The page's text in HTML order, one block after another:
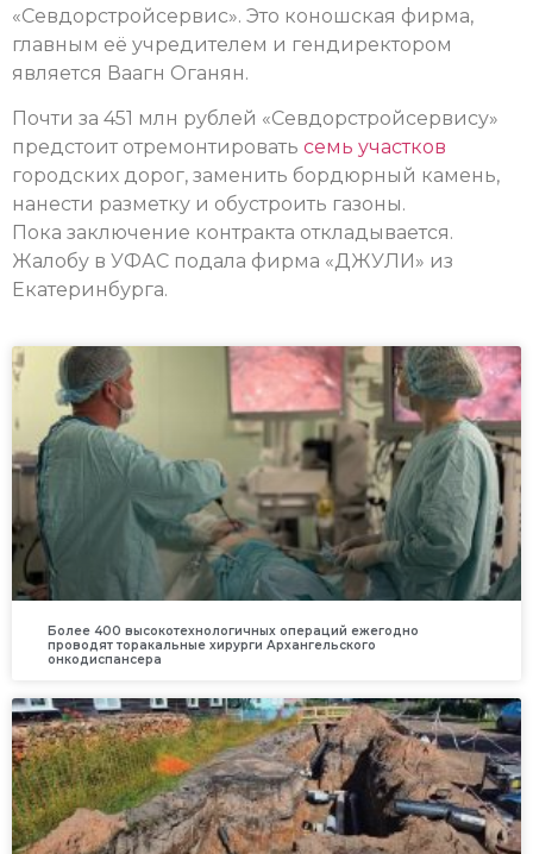
«Севдорстройсервис». Это коношская фирма,
главным её учредителем и гендиректором
является Ваагн Оганян.
Почти за 451 млн рублей «Севдорстройсервису»
предстоит отремонтировать семь участков
городских дорог, заменить бордюрный камень,
нанести разметку и обустроить газоны.
Пока заключение контракта откладывается.
Жалобу в УФАС подала фирма «ДЖУЛИ» из
Екатеринбурга.
Более 400 высокотехнологичных операций ежегодно
проводят торакальные хирурги Архангельского
онкодиспансера